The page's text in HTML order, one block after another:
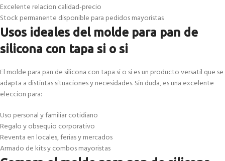
Excelente relacion calidad-precio
Stock permanente disponible para pedidos mayoristas
Usos ideales del molde para pan de
silicona con tapa si o si
El molde para pan de silicona con tapa si o si es un producto versatil que se
adapta a distintas situaciones y necesidades. Sin duda, es una excelente
eleccion para:
Uso personal y familiar cotidiano
Regalo y obsequio corporativo
Reventa en locales, ferias y mercados
Armado de kits y combos mayoristas